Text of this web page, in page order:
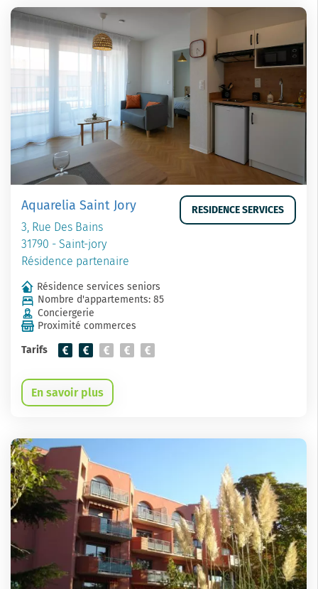
Aquarelia Saint Jory
3, Rue Des Bains
31790 - Saint-jory
Résidence partenaire
RESIDENCE SERVICES
Résidence services seniors
Nombre d'appartements: 85
Conciergerie
Proximité commerces
Tarifs
En savoir plus